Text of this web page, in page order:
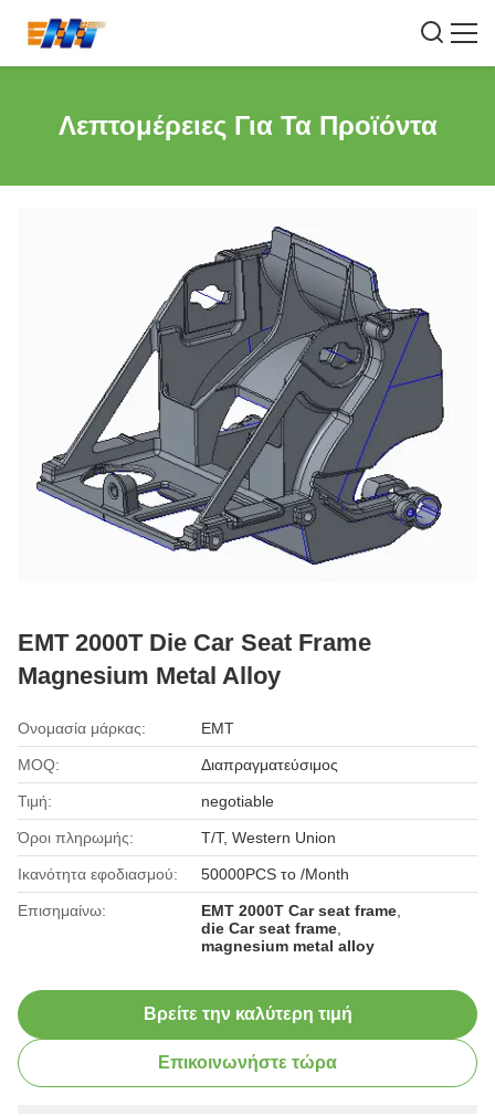
Λεπτομέρειες Για Τα Προϊόντα
EMT 2000T Die Car Seat Frame
Magnesium Metal Alloy
Ονομασία μάρκας: EMT
MOQ: Διαπραγματεύσιμος
Τιμή: negotiable
Όροι πληρωμής: T/T, Western Union
Ικανότητα εφοδιασμού: 50000PCS το /Month
Επισημαίνω: EMT 2000T Car seat frame
die Car seat frame
magnesium metal alloy
Βρείτε την καλύτερη τιμή
Επικοινωνήστε τώρα